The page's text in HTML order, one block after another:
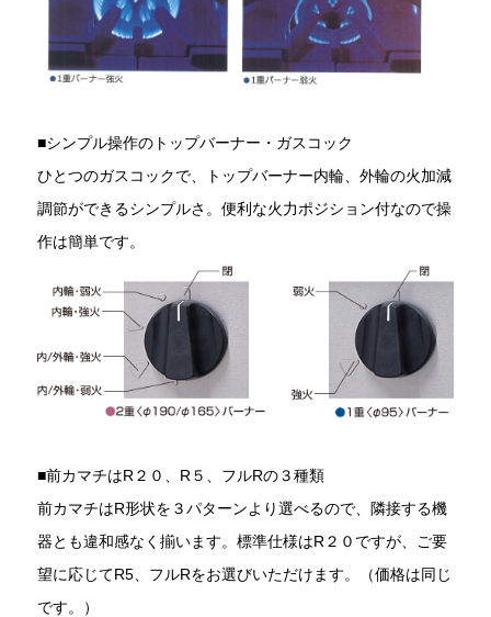
■シンプル操作のトップバーナー・ガスコック
ひとつのガスコックで、トップバーナー内輪、外輪の火加減
調節ができるシンプルさ。便利な火力ポジション付なので操
作は簡単です。
■前カマチはR２０、R５、フルRの３種類
前カマチはR形状を３パターンより選べるので、隣接する機
器とも違和感なく揃います。標準仕様はR２０ですが、ご要
望に応じてR5、フルRをお選びいただけます。（価格は同じ
です。）